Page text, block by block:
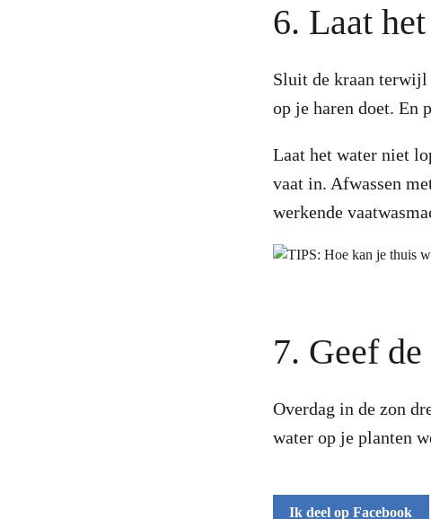
6. Laat
Sluit de kraan terwijl
op je haren doet. En
Laat het water niet
vaat in. Afwassen
werkende
7. Geef
Overdag in de zon
water op je planten
Ik deel op Facebook